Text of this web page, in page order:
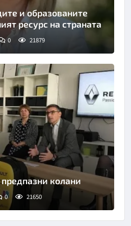
и образованите
ресурс на страната
0 21879
колани
0 21650